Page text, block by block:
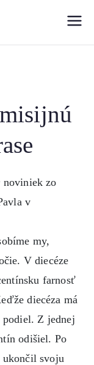
noviniek zo
v
my,
V diecéze
farnosť
diecéza má
Z jednej
odišiel. Po
ukončil svoju